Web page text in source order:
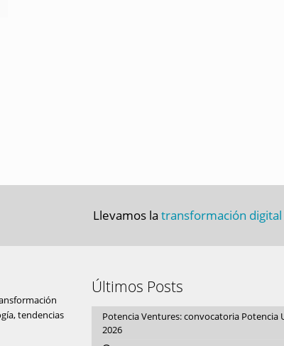
Llevamos la transformación digital
tendencias
Últimos Posts
Potencia Ventures: convocatoria Potencia
2026